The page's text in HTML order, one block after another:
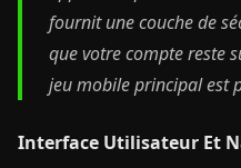
fournit une couche de
que votre compte reste
jeu mobile principal est
Interface Utilisateur Et